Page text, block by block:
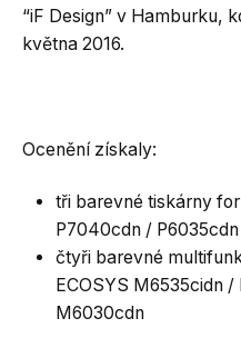
“iF Design” v Hamburku,
května 2016.
Ocenění získaly:
tři barevné tiskárny
P7040cdn /
čtyři barevné
ECOSYS M6535cidn
M6030cdn